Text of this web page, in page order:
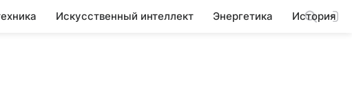
Искусственный интеллект Энергетика История